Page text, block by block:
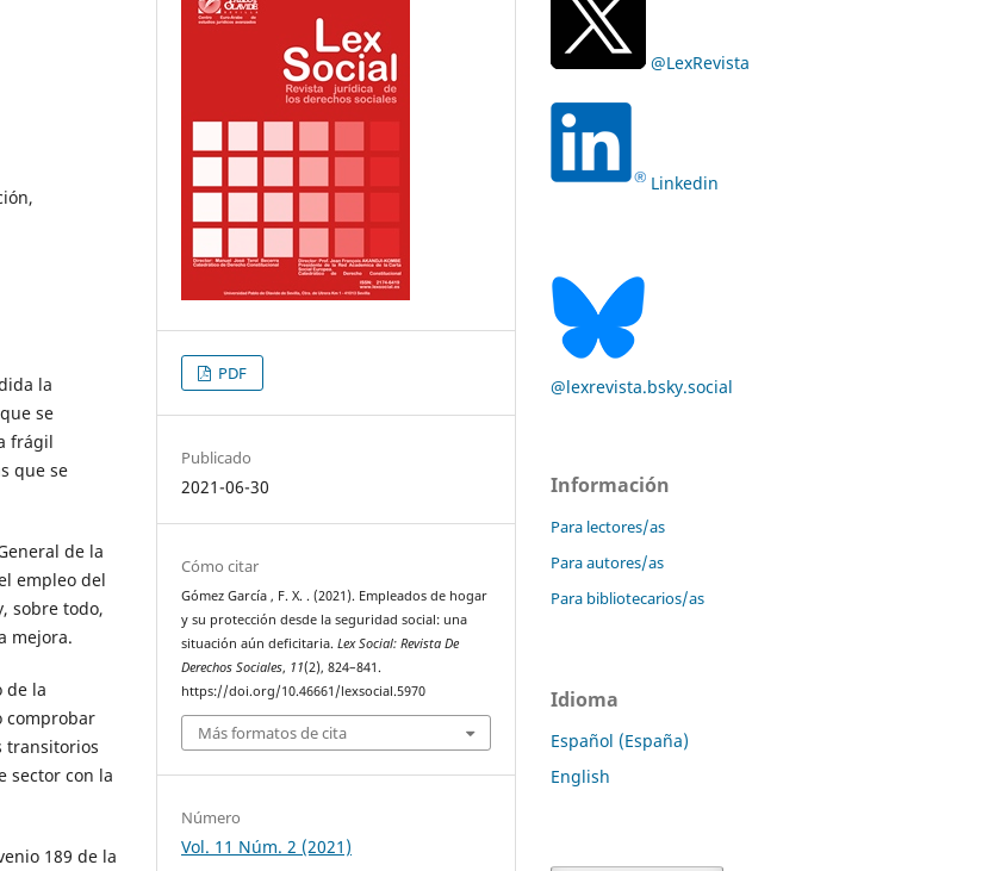
la
se
frágil
que se
de la
empleo del
sobre todo,
mejora.
de la
comprobar
transitorios
sector con la
189 de la
PDF
Publicado
2021-06-30
Cómo citar
Gómez García , F. X. . (2021). Empleados de hogar
y su protección desde la seguridad social: una
situación aún deficitaria.Lex Social: Revista De
Derechos Sociales, 11(2), 824–841.
https://doi.org/10.46661/lexsocial.5970
Más formatos de cita
Número
Vol. 11 Núm. 2 (2021)
@LexRevista
Linkedin
@lexrevista.bsky.social
Información
Para lectores/as
Para autores/as
Para bibliotecarios/as
Idioma
Español (España)
English